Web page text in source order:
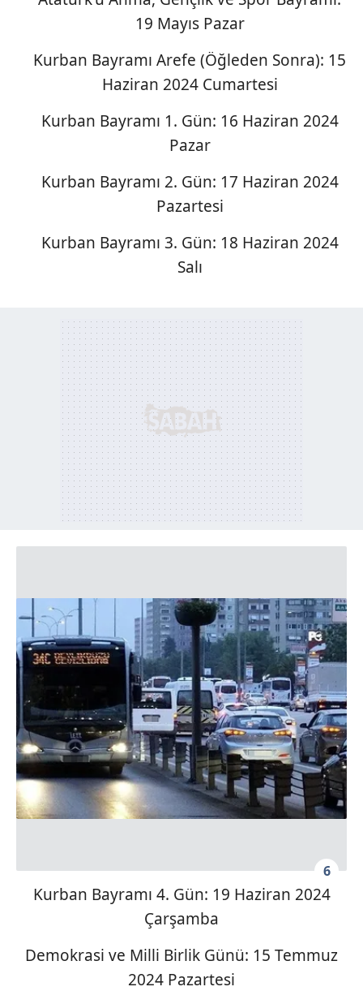
19 Mayıs Pazar
Kurban Bayramı Arefe (Öğleden Sonra): 15
Haziran 2024 Cumartesi
Kurban Bayramı 1. Gün: 16 Haziran 2024
Pazar
Kurban Bayramı 2. Gün: 17 Haziran 2024
Pazartesi
Kurban Bayramı 3. Gün: 18 Haziran 2024
Salı
6
Kurban Bayramı 4. Gün: 19 Haziran 2024
Çarşamba
Demokrasi ve Milli Birlik Günü: 15 Temmuz
2024 Pazartesi